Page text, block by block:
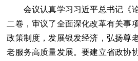
会议认真学习习近平总书记《
二卷，审议了全面深化改革有关事
政策制度，发展银发经济，弘扬尊
老服务高质量发展。要建立省政协